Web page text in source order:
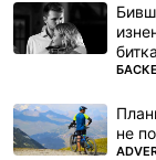
битка
не